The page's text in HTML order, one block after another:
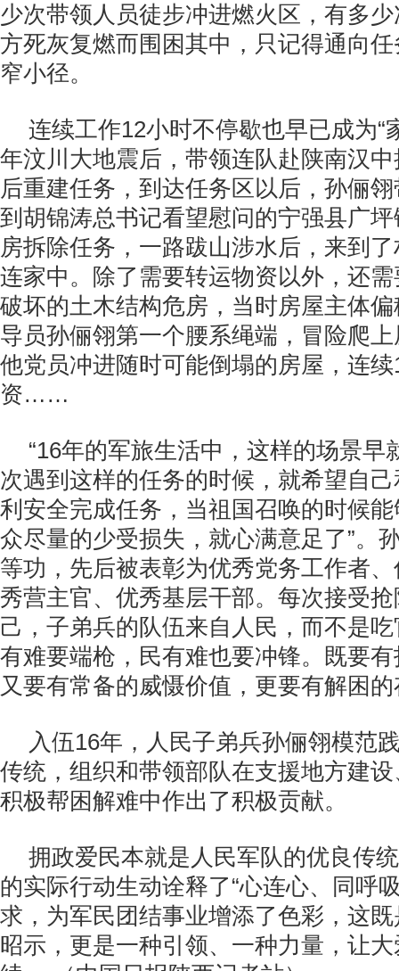
少次带领人员徒步冲进燃火区，有多
方死灰复燃而围困其中，只记得通向
窄小径。
连续工作12小时不停歇也早已成为“
年汶川大地震后，带领连队赴陕南汉
后重建任务，到达任务区以后，孙俪
到胡锦涛总书记看望慰问的宁强县广
房拆除任务，一路跋山涉水后，来到
连家中。除了需要转运物资以外，还
破坏的土木结构危房，当时房屋主体
导员孙俪翎第一个腰系绳端，冒险爬
他党员冲进随时可能倒塌的房屋，连
资……
“16年的军旅生活中，这样的场景早
次遇到这样的任务的时候，就希望自
利安全完成任务，当祖国召唤的时候
众尽量的少受损失，就心满意足了”。
等功，先后被表彰为优秀党务工作者
秀营主官、优秀基层干部。每次接受
己，子弟兵的队伍来自人民，而不是
有难要端枪，民有难也要冲锋。既要
又要有常备的威慑价值，更要有解困
入伍16年，人民子弟兵孙俪翎模范
传统，组织和带领部队在支援地方建
积极帮困解难中作出了积极贡献。
拥政爱民本就是人民军队的优良传
的实际行动生动诠释了“心连心、同呼
求，为军民团结事业增添了色彩，这
昭示，更是一种引领、一种力量，让